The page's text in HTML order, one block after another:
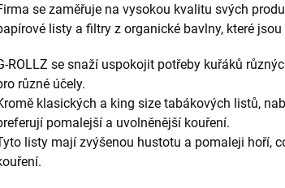
se zaměřuje na vysokou kvalitu svých
listy a filtry z organické bavlny, které
ROLLZ se snaží uspokojit potřeby kuřáků
různé účely.
klasických a king size tabákových listů,
pomalejší a uvolněnější kouření.
listy mají zvýšenou hustotu a pomaleji hoří,